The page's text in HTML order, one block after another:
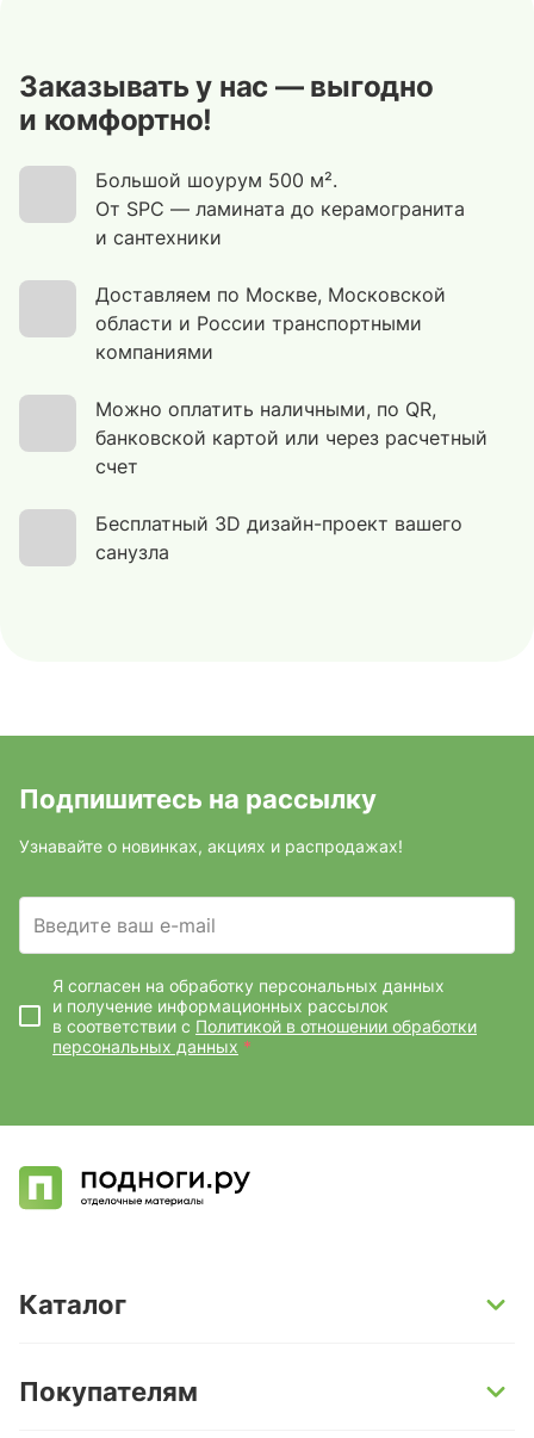
Заказывать у нас — выгодно
и комфортно!
Большой шоурум 500 м².
От SPC — ламината до керамогранита
и сантехники
Доставляем по Москве, Московской
области и России транспортными
компаниями
Можно оплатить наличными, по QR,
банковской картой или через расчетный
счет
Бесплатный 3D дизайн-проект вашего
санузла
Подпишитесь на рассылку
Узнавайте о новинках, акциях и распродажах!
Введите ваш e-mail
Я согласен на обработку персональных данных
и получение информационных рассылок
в соответствии с Политикой в отношении обработки
персональных данных *
Каталог
Кварц-винил и LVT-плитка
Покупателям